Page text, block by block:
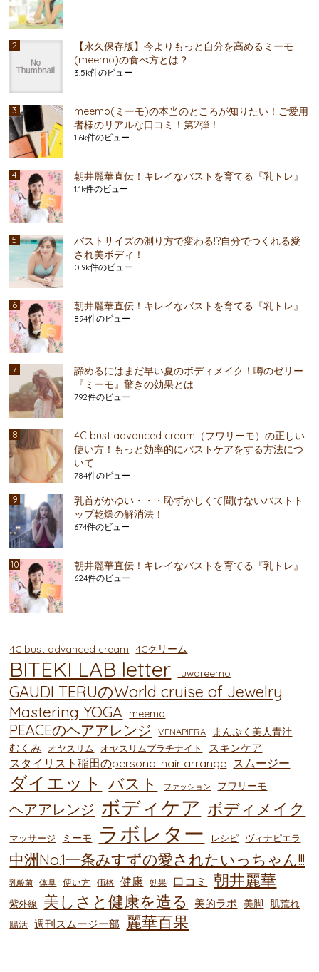
【永久保存版】今よりもっと自分を高めるミーモ
(meemo)の食べ方とは？
3.5k件のビュー
meemo(ミーモ)の本当のところが知りたい！ご愛用
者様のリアルな口コミ！第2弾！
1.6k件のビュー
朝井麗華直伝！キレイなバストを育てる『乳トレ』
1.1k件のビュー
バストサイズの測り方で変わる!?自分でつくれる愛
され美ボディ！
0.9k件のビュー
朝井麗華直伝！キレイなバストを育てる『乳トレ』
894件のビュー
諦めるにはまだ早い夏のボディメイク！噂のゼリー
『ミーモ』驚きの効果とは
792件のビュー
4C bust advanced cream（フワリーモ）の正しい
使い方！もっと効率的にバストケアをする方法につ
いて
784件のビュー
乳首がかゆい・・・恥ずかしくて聞けないバストト
ップ乾燥の解消法！
674件のビュー
朝井麗華直伝！キレイなバストを育てる『乳トレ』
624件のビュー
4C bust advanced cream 4Cクリーム
BITEKI LAB letter fuwareemo
GAUDI TERUのWorld cruise of Jewelry
Mastering YOGA meemo
PEACEのヘアアレンジ VENAPIERA まんぷく美人青汁
むくみ オヤスリム オヤスリムプラチナイト スキンケア
スタイリスト稲田のpersonal hair arrange スムージー
ダイエット バスト ファッション フワリーモ
ヘアアレンジ ボディケア ボディメイク
マッサージ ミーモ ラボレター レシピ ヴィナピエラ
中洲No.1一条みすずの愛されたいっちゃん!!!
乳酸菌 体臭 使い方 価格 健康 効果 口コミ 朝井麗華
紫外線 美しさと健康を造る 美的ラボ 美脚 肌荒れ
腸活 週刊スムージー部 麗華百果